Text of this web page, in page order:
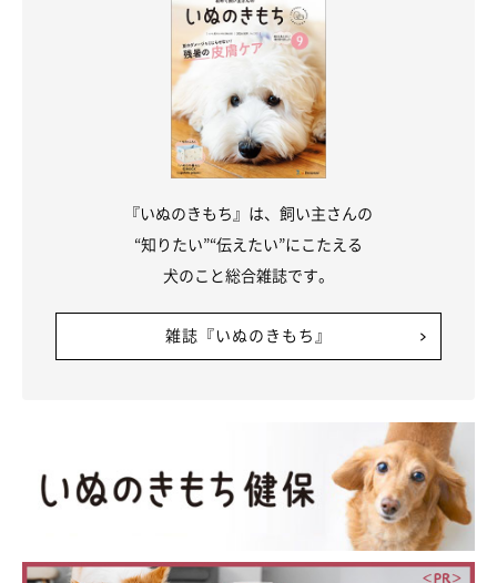
『いぬのきもち』は、飼い主さんの
“知りたい”“伝えたい”にこたえる
犬のこと総合雑誌です。
雑誌『いぬのきもち』